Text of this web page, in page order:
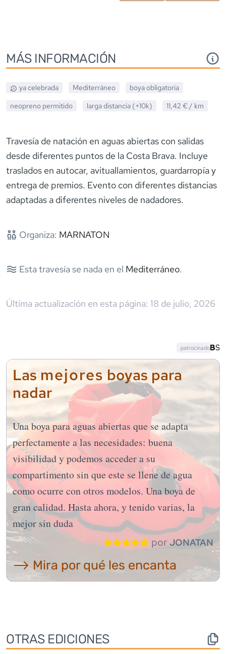
MÁS INFORMACIÓN
ya celebrada Mediterráneo
boya obligatoria
neopreno permitido larga distancia (+10k) 11,42 € / km
Travesía de natación en aguas abiertas con salidas
desde diferentes puntos de la Costa Brava. Incluye
traslados en autocar, avituallamientos, guardarropía y
entrega de premios. Evento con diferentes distancias
adaptadas a diferentes niveles de nadadores.
Organiza: MARNATON
Esta travesía se nada en el Mediterráneo.
Última actualización en esta página: 18 de julio, 2026
Las mejores boyas para
nadar
Una boya para aguas abiertas que se adapta
perfectamente a las necesidades: buena
visibilidad y podemos acceder a su
compartimento sin que este se llene de agua
como ocurre con otros modelos. Una boya de
gran calidad. Hasta ahora, y tenido varias, la
mejor sin duda
por JONATAN
⟶ Mira por qué les encanta
patrocinado
OTRAS EDICIONES